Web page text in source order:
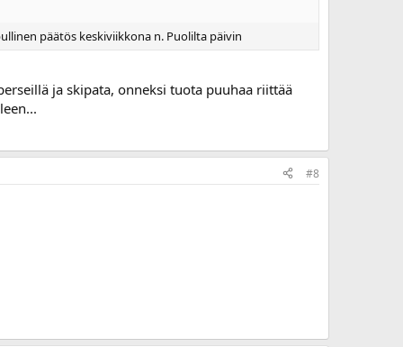
päätös keskiviikkona n. Puolilta päivin
ja skipata, onneksi tuota puuhaa riittää
#8